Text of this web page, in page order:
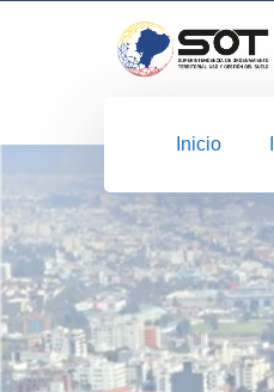
Inicio